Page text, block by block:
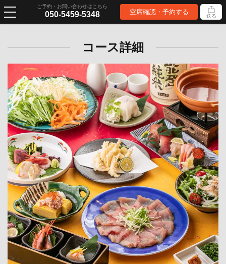
ご予約・お問い合わせはこちら
050-5459-5348 空席確認・予約する 送る
コース詳細